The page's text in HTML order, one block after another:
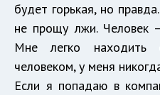
будет горькая, но
не прощу лжи. Человек
Мне легко
человеком, у меня
Если я попадаю в